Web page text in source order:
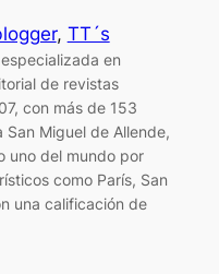
, TT´s
en
de revistas
con más de 153
Miguel de Allende,
uno del mundo por
como París, San
una calificación de